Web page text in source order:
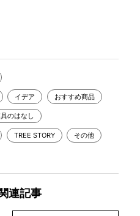
イデア おすすめ商品
のはなし
TREE STORY その他
連記事